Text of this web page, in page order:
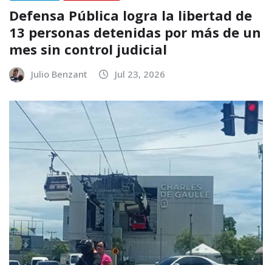
Defensa Pública logra la libertad de
13 personas detenidas por más de un
mes sin control judicial
Julio Benzant Jul 23, 2026